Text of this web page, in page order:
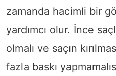
zamanda hacimli bir
yardımcı olur. İnce
olmalı ve saçın
fazla baskı